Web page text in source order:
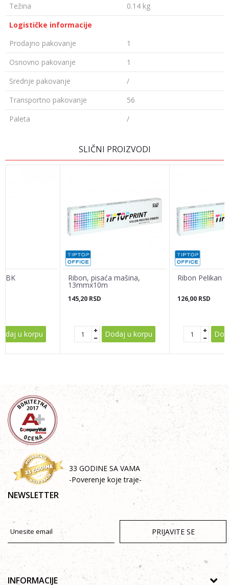
Težina
0.14 kg
Logističke informacije
Prodajno pakovanje
1
Osnovno pakovanje
1
Srednje pakovanje
/
Transportno pakovanje
56
Paleta
/
POŠALJI
SLIČNI PROIZVODI
BK
u korpu
Ribon, pisaća mašina,
13mmx10m
145,20 RSD
Dodaj u korpu
Ribon Pelikan
126,00 RSD
33 GODINE SA VAMA
-Poverenje koje traje-
NEWSLETTER
PRIJAVITE SE
INFORMACIJE